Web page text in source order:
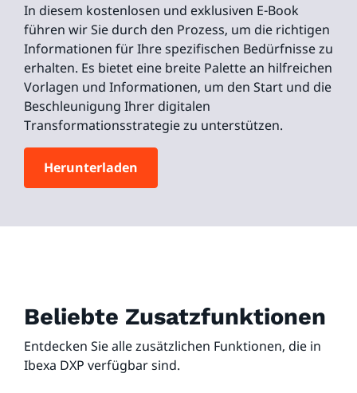
In diesem kostenlosen und exklusiven E-Book
führen wir Sie durch den Prozess, um die richtigen
Informationen für Ihre spezifischen Bedürfnisse zu
erhalten. Es bietet eine breite Palette an hilfreichen
Vorlagen und Informationen, um den Start und die
Beschleunigung Ihrer digitalen
Transformationsstrategie zu unterstützen.
Herunterladen
Beliebte Zusatzfunktionen
Entdecken Sie alle zusätzlichen Funktionen, die in
Ibexa DXP verfügbar sind.